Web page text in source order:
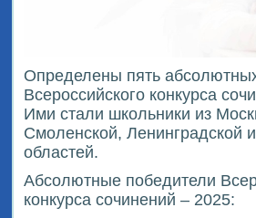
Определены пять
Всероссийского конкурса
Ими стали школьники из
Смоленской, Ленинградской
областей.
Абсолютные победители
конкурса сочинений – 2025: